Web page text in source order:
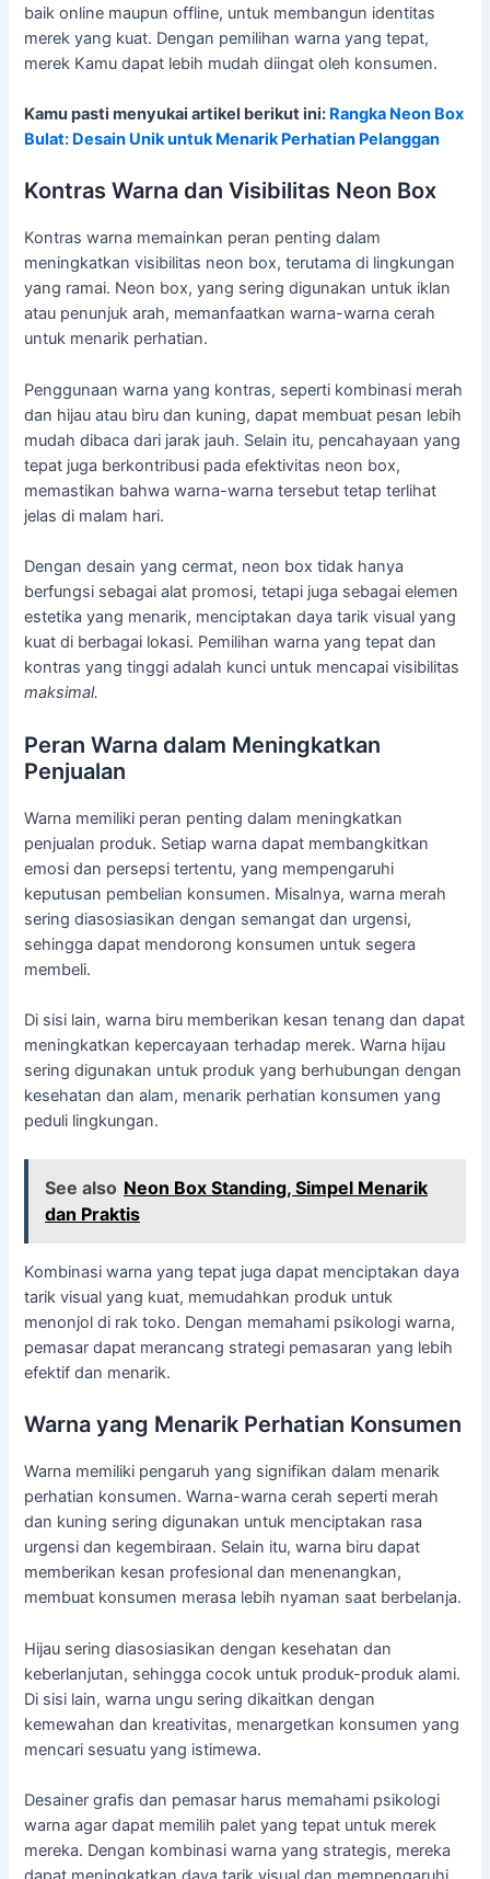
baik online maupun offline, untuk membangun identitas
merek yang kuat. Dengan pemilihan warna yang tepat,
merek Kamu dapat lebih mudah diingat oleh konsumen.
Kamu pasti menyukai artikel berikut ini: Rangka Neon Box
Bulat: Desain Unik untuk Menarik Perhatian Pelanggan
Kontras Warna dan Visibilitas Neon Box
Kontras warna memainkan peran penting dalam
meningkatkan visibilitas neon box, terutama di lingkungan
yang ramai. Neon box, yang sering digunakan untuk iklan
atau penunjuk arah, memanfaatkan warna-warna cerah
untuk menarik perhatian.
Penggunaan warna yang kontras, seperti kombinasi merah
dan hijau atau biru dan kuning, dapat membuat pesan lebih
mudah dibaca dari jarak jauh. Selain itu, pencahayaan yang
tepat juga berkontribusi pada efektivitas neon box,
memastikan bahwa warna-warna tersebut tetap terlihat
jelas di malam hari.
Dengan desain yang cermat, neon box tidak hanya
berfungsi sebagai alat promosi, tetapi juga sebagai elemen
estetika yang menarik, menciptakan daya tarik visual yang
kuat di berbagai lokasi. Pemilihan warna yang tepat dan
kontras yang tinggi adalah kunci untuk mencapai visibilitas
maksimal.
Peran Warna dalam Meningkatkan
Penjualan
Warna memiliki peran penting dalam meningkatkan
penjualan produk. Setiap warna dapat membangkitkan
emosi dan persepsi tertentu, yang mempengaruhi
keputusan pembelian konsumen. Misalnya, warna merah
sering diasosiasikan dengan semangat dan urgensi,
sehingga dapat mendorong konsumen untuk segera
membeli.
Di sisi lain, warna biru memberikan kesan tenang dan dapat
meningkatkan kepercayaan terhadap merek. Warna hijau
sering digunakan untuk produk yang berhubungan dengan
kesehatan dan alam, menarik perhatian konsumen yang
peduli lingkungan.
See also Neon Box Standing, Simpel Menarik
dan Praktis
Kombinasi warna yang tepat juga dapat menciptakan daya
tarik visual yang kuat, memudahkan produk untuk
menonjol di rak toko. Dengan memahami psikologi warna,
pemasar dapat merancang strategi pemasaran yang lebih
efektif dan menarik.
Warna yang Menarik Perhatian Konsumen
Warna memiliki pengaruh yang signifikan dalam menarik
perhatian konsumen. Warna-warna cerah seperti merah
dan kuning sering digunakan untuk menciptakan rasa
urgensi dan kegembiraan. Selain itu, warna biru dapat
memberikan kesan profesional dan menenangkan,
membuat konsumen merasa lebih nyaman saat berbelanja.
Hijau sering diasosiasikan dengan kesehatan dan
keberlanjutan, sehingga cocok untuk produk-produk alami.
Di sisi lain, warna ungu sering dikaitkan dengan
kemewahan dan kreativitas, menargetkan konsumen yang
mencari sesuatu yang istimewa.
Desainer grafis dan pemasar harus memahami psikologi
warna agar dapat memilih palet yang tepat untuk merek
mereka. Dengan kombinasi warna yang strategis, mereka